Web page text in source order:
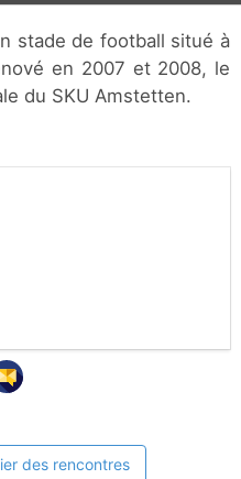
en 2007 et 2008, le
du SKU Amstetten.
des rencontres